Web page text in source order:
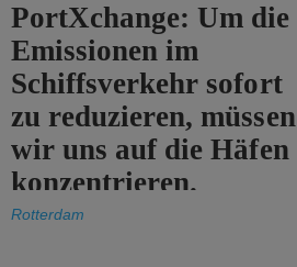
PortXchange: Um die
Emissionen im
Schiffsverkehr sofort
zu reduzieren, müssen
wir uns auf die Häfen
konzentrieren.
Rotterdam